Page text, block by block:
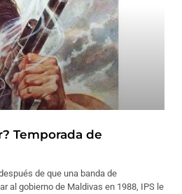
Temporada de
de que una banda de
al gobierno de Maldivas en 1988, IPS le